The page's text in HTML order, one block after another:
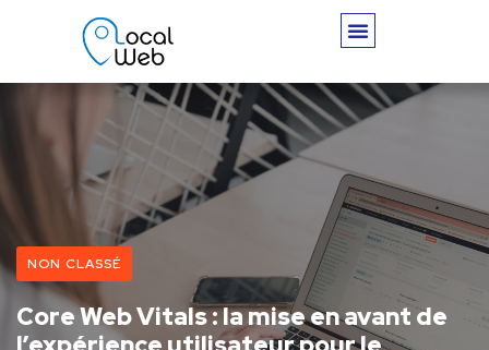
NON CLASSÉ
Core Web Vitals : la mise en avant de